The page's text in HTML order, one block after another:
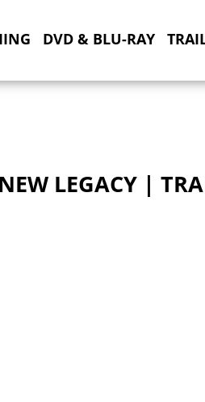
DVD & BLU-RAY
LEGACY |